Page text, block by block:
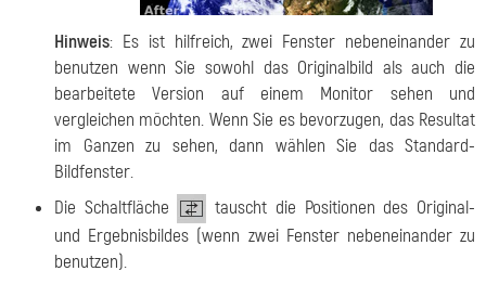
Hinweis: Es ist hilfreich, zwei Fenster nebeneinander zu
benutzen wenn Sie sowohl das Originalbild als auch die
bearbeitete Version auf einem Monitor sehen und
vergleichen möchten. Wenn Sie es bevorzugen, das Resultat
im Ganzen zu sehen, dann wählen Sie das Standard-
Bildfenster.
Die Schaltfläche
tauscht die Positionen des Original-
und Ergebnisbildes (wenn zwei Fenster nebeneinander zu
benutzen).